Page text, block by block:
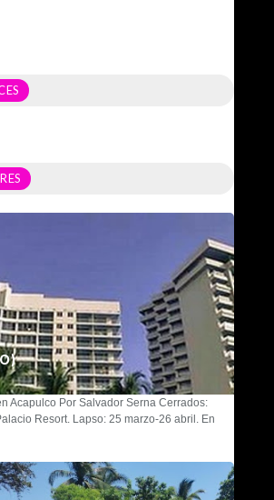
Acapulco Por Salvador Serna Cerrados:
Resort. Lapso: 25 marzo-26 abril. En